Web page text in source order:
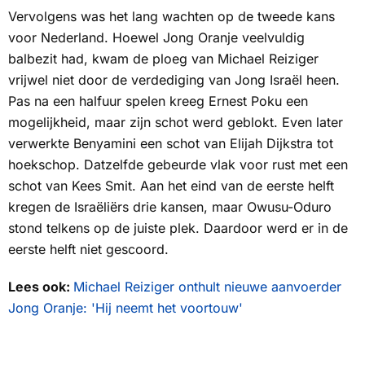
Vervolgens was het lang wachten op de tweede kans
voor Nederland. Hoewel Jong Oranje veelvuldig
balbezit had, kwam de ploeg van Michael Reiziger
vrijwel niet door de verdediging van Jong Israël heen.
Pas na een halfuur spelen kreeg Ernest Poku een
mogelijkheid, maar zijn schot werd geblokt. Even later
verwerkte Benyamini een schot van Elijah Dijkstra tot
hoekschop. Datzelfde gebeurde vlak voor rust met een
schot van Kees Smit. Aan het eind van de eerste helft
kregen de Israëliërs drie kansen, maar Owusu-Oduro
stond telkens op de juiste plek. Daardoor werd er in de
eerste helft niet gescoord.
Lees ook: Michael Reiziger onthult nieuwe aanvoerder
Jong Oranje: 'Hij neemt het voortouw'